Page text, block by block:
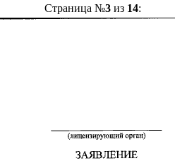
Страница №3из 14: